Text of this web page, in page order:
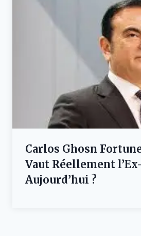
Carlos Ghosn
Vaut Réellement
Aujourd’hui ?